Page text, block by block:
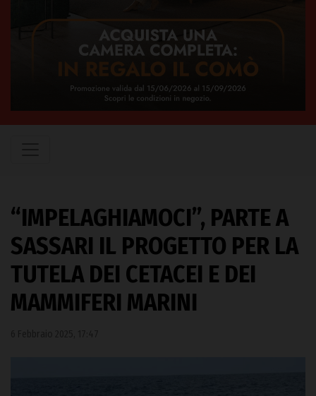
“IMPELAGHIAMOCI”, PARTE A
SASSARI IL PROGETTO PER LA
TUTELA DEI CETACEI E DEI
MAMMIFERI MARINI